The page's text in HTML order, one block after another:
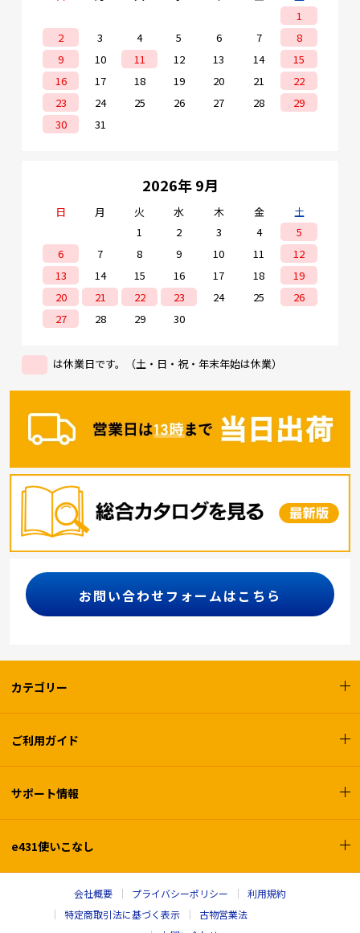
1
2
3 4 5 6 7
8
9
10 11 12 13 14
15
16
17 18 19 20 21
22
23
24 25 26 27 28
29
30
31
2026年 9月
日 月 火 水 木 金
土
1
2 3 4
5
6
7 8 9 10 11
12
13
14 15 16 17 18
19
20
21 22 23 24 25
26
27
28 29 30
は休業日です。（土・日・祝・年末年始は休業）
お問い合わせフォームはこちら
カテゴリー
ご利用ガイド
サポート情報
e431使いこなし
会社概要 プライバシーポリシー
利用規約
特定商取引法に基づく表示
古物営業法